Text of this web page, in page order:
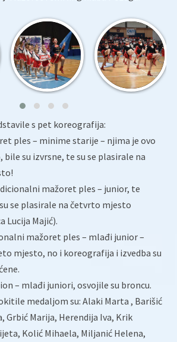
s pet koreografija:
ples – minime starije – njima je ovo
su izvrsne, te su se plasirale na
mažoret ples – junior, te
se plasirale na četvrto mjesto
Lucija Majić).
mažoret ples – mlađi junior –
mjesto, no i koreografija i izvedba su
– mlađi juniori, osvojile su broncu.
medaljom su: Alaki Marta , Barišić
Grbić Marija, Herendija Iva, Krik
Kolić Mihaela, Miljanić Helena,